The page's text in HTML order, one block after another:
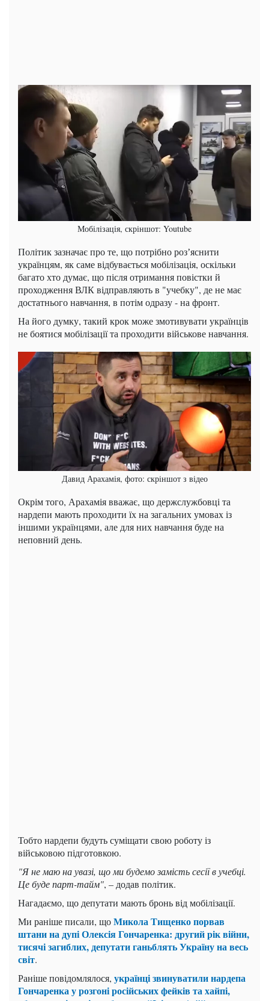
Мобілізація, скріншот: Youtube
Політик зазначає про те, що потрібно розʼяснити
українцям, як саме відбувається мобілізація, оскільки
багато хто думає, що після отримання повістки й
проходження ВЛК відправляють в "учебку", де не має
достатнього навчання, в потім одразу - на фронт.
На його думку, такий крок може змотивувати українців
не боятися мобілізації та проходити військове навчання.
Давид Арахамія, фото: скріншот з відео
Окрім того, Арахамія вважає, що держслужбовці та
нардепи мають проходити їх на загальних умовах із
іншими українцями, але для них навчання буде на
неповний день.
Тобто нардепи будуть суміщати свою роботу із
військовою підготовкою.
"Я не маю на увазі, що ми будемо замість сесії в учебці.
Це буде парт-тайм", – додав політик.
Нагадаємо, що депутати мають бронь від мобілізації.
Ми раніше писали, щоМикола Тищенко порвав
штани на дупі Олексія Гончаренка: другий рік війни,
тисячі загиблих, депутати ганьблять Україну на весь
світ.
Раніше повідомлялося, українці звинуватили нардепа
Гончаренка у розгоні російських фейків та хайпі,